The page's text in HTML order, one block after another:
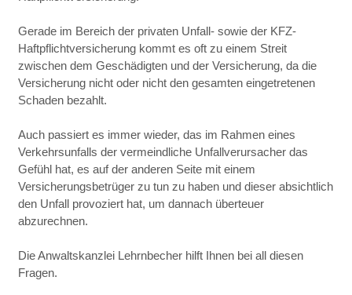
Gerade im Bereich der privaten Unfall- sowie der KFZ-
Haftpflichtversicherung kommt es oft zu einem Streit
zwischen dem Geschädigten und der Versicherung, da die
Versicherung nicht oder nicht den gesamten eingetretenen
Schaden bezahlt.
Auch passiert es immer wieder, das im Rahmen eines
Verkehrsunfalls der vermeindliche Unfallverursacher das
Gefühl hat, es auf der anderen Seite mit einem
Versicherungsbetrüger zu tun zu haben und dieser absichtlich
den Unfall provoziert hat, um dannach überteuer
abzurechnen.
Die Anwaltskanzlei Lehrnbecher hilft Ihnen bei all diesen
Fragen.